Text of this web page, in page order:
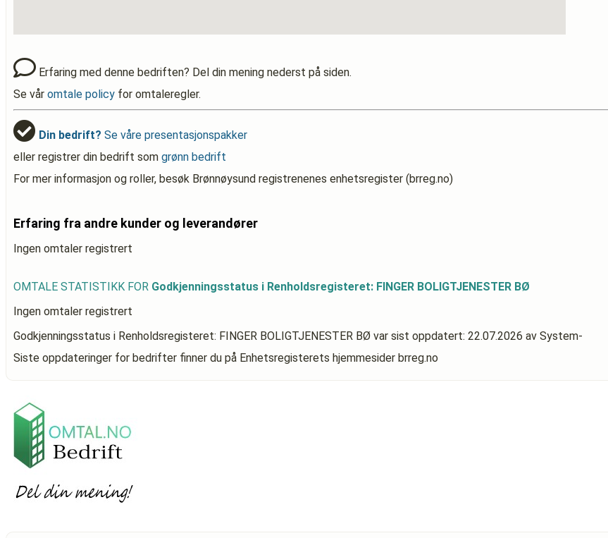
Erfaring med denne bedriften? Del din mening nederst på siden.
Se vår omtale policy for omtaleregler.
Din bedrift? Se våre presentasjonspakker
eller registrer din bedrift som grønn bedrift
For mer informasjon og roller, besøk Brønnøysund registrenenes enhetsregister (brreg.no)
Erfaring fra andre kunder og leverandører
Ingen omtaler registrert
OMTALE STATISTIKK FOR Godkjenningsstatus i Renholdsregisteret: FINGER BOLIGTJENESTER BØ
Ingen omtaler registrert
Godkjenningsstatus i Renholdsregisteret: FINGER BOLIGTJENESTER BØ var sist oppdatert: 22.07.2026 av System-
Siste oppdateringer for bedrifter finner du på Enhetsregisterets hjemmesider brreg.no